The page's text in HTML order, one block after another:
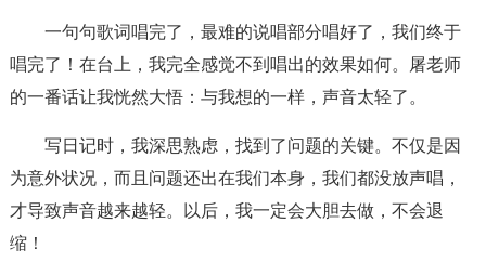
一句句歌词唱完了，最难的说唱部分唱好了，我们终于
唱完了！在台上，我完全感觉不到唱出的效果如何。屠老师
的一番话让我恍然大悟：与我想的一样，声音太轻了。
写日记时，我深思熟虑，找到了问题的关键。不仅是因
为意外状况，而且问题还出在我们本身，我们都没放声唱，
才导致声音越来越轻。以后，我一定会大胆去做，不会退
缩！